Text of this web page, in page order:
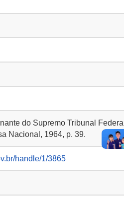
do Supremo Tribunal
Nacional, 1964, p. 39.
handle/1/3865